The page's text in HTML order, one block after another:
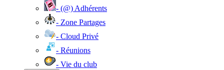
- (@) Adhérents
- Zone Partages
- Cloud Privé
- Réunions
- Vie du club